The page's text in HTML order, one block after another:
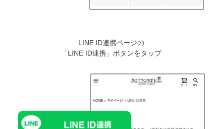
LINE ID連携ページの
「LINE ID連携」ボタンをタップ